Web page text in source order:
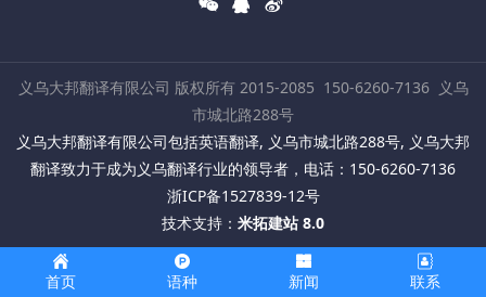
义乌大邦翻译有限公司 版权所有 2015-2085 150-6260-7136
义乌
市城北路288号
义乌大邦翻译有限公司包括英语翻译, 义乌市城北路288号, 义乌大邦
翻译致力于成为义乌翻译行业的领导者，电话：150-6260-7136
浙ICP备1527839-12号
技术支持： 米拓建站 8.0
首页 语种 新闻 联系